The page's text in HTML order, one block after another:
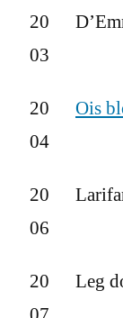
20
03
20
04
Ois
20
06
20
Leg